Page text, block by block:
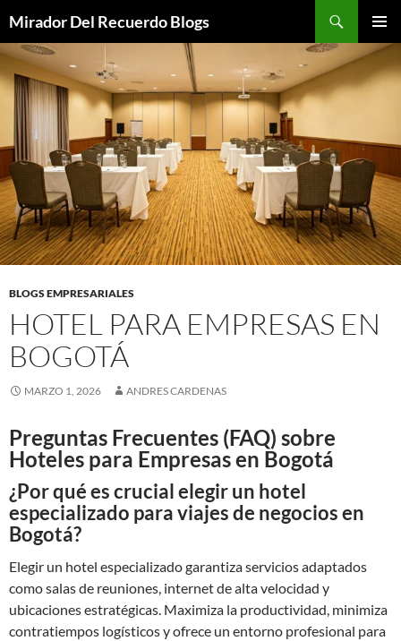
contenido
Mirador Del Recuerdo Blogs
MENÚ
BLOGS EMPRESARIALES
HOTEL PARA EMPRESAS EN
BOGOTÁ
MARZO 1, 2026 ANDRES CARDENAS
Preguntas Frecuentes (FAQ) sobre
Hoteles para Empresas en Bogotá
¿Por qué es crucial elegir un hotel
especializado para viajes de negocios en
Bogotá?
Elegir un hotel especializado garantiza servicios adaptados
como salas de reuniones, internet de alta velocidad y
ubicaciones estratégicas. Maximiza la productividad, minimiza
contratiempos logísticos y ofrece un entorno profesional para